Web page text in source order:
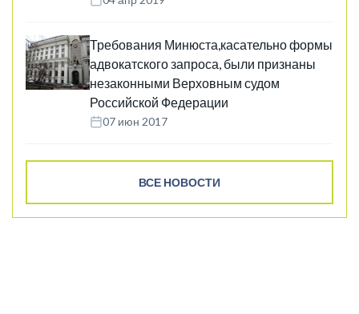
Требования Минюста,касательно формы
адвокатского запроса, были признаны
незаконными Верховным судом
Российской Федерации
07 июн 2017
ВСЕ НОВОСТИ